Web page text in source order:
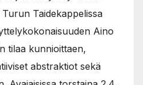
Taidekappelissa
Aino
tilaa kunnioittaen,
abstraktiot sekä